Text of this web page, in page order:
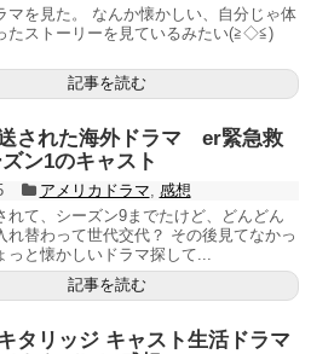
マを見た。 なんか懐かしい、自分じゃ体
たストーリーを見ているみたい(≧◇≦)
記事を読む
された海外ドラマ er緊急救
ン1のキャスト
アメリカドラマ, 感想
れて、シーズン9までたけど、どんどん
れ替わって世代交代？ その後見てなかっ
っと懐かしいドラマ探して...
記事を読む
タリッジ キャスト生活ドラマ